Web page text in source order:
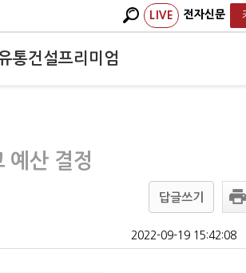
LIVE 전자신문
통건설프리미엄
예산 결정
답글쓰기
2022-09-19 15:42:08